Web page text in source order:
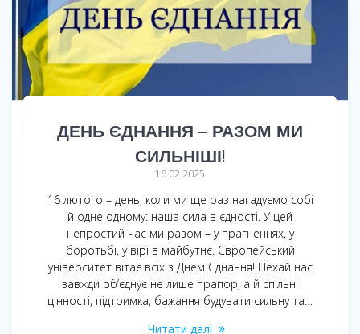
ДЕНЬ ЄДНАННЯ – РАЗОМ МИ
СИЛЬНІШІ!
16.02.2025
16 лютого – день, коли ми ще раз нагадуємо собі
й одне одному: наша сила в єдності. У цей
непростий час ми разом – у прагненнях, у
боротьбі, у вірі в майбутнє. Європейський
університет вітає всіх з Днем Єднання! Нехай нас
завжди об’єднує не лише прапор, а й спільні
цінності, підтримка, бажання будувати сильну та…
Читати далі